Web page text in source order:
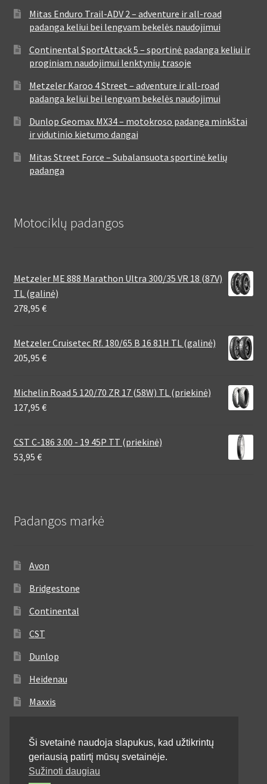
Mitas Enduro Trail-ADV 2 – adventure ir all-road
padanga keliui bei lengvam bekelės naudojimui
Continental SportAttack 5 – sportinė padanga keliui ir
proginiam naudojimui lenktynių trasoje
Metzeler Karoo 4 Street – adventure ir all-road
padanga keliui bei lengvam bekelės naudojimui
Dunlop Geomax MX34 – motokroso padanga minkštai
ir vidutinio kietumo dangai
Mitas Street Force – Subalansuota sportinė kelių
padanga
Motociklų padangos
Metzeler ME 888 Marathon Ultra 300/35 VR 18 (87V)
TL (galinė)
278,95 €
Metzeler Cruisetec Rf. 180/65 B 16 81H TL (galinė)
205,95 €
Michelin Road 5 120/70 ZR 17 (58W) TL (priekinė)
127,95 €
CST C-186 3.00 - 19 45P TT (priekinė)
53,95 €
Padangos markė
Avon
Bridgestone
Continental
CST
Dunlop
Heidenau
Maxxis
Michelin
Mitas
Ši svetainė naudoja slapukus, kad užtikrintų
geriausią patirtį mūsų svetainėje.
Sužinoti daugiau